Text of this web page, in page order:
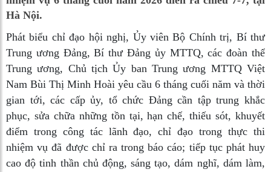
Hà Nội.
Phát biểu chỉ đạo hội nghị, Ủy viên Bộ Chính trị, Bí thư
Trung ương Đảng, Bí thư Đảng ủy MTTQ, các đoàn thể
Trung ương, Chủ tịch Ủy ban Trung ương MTTQ Việt
Nam Bùi Thị Minh Hoài yêu cầu 6 tháng cuối năm và thời
gian tới, các cấp ủy, tổ chức Đảng cần tập trung khắc
phục, sửa chữa những tồn tại, hạn chế, thiếu sót, khuyết
điểm trong công tác lãnh đạo, chỉ đạo trong thực thi
nhiệm vụ đã được chỉ ra trong báo cáo; tiếp tục phát huy
cao độ tinh thần chủ động, sáng tạo, dám nghĩ, dám làm,